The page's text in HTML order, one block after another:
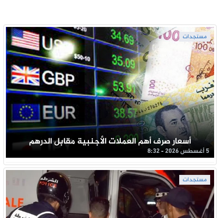
مستجدات
أسعار صرف أهم العملات الأجنبية مقابل الدرهم
5 أغسطس 2026 - 8:32
مستجدات